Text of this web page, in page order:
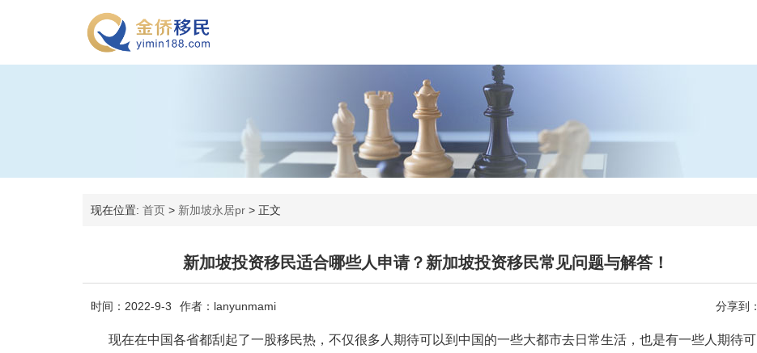
现在位置: 首页 > 新加坡永居pr > 正文
新加坡投资移民适合哪些人申请？新加坡投资移民常见问题与解答！
时间：2022-9-3 作者：lanyunmami 分享到：
现在在中国各省都刮起了一股移民热，不仅很多人期待可以到中国的一些大都市去日常生活，也是有一些人期待可